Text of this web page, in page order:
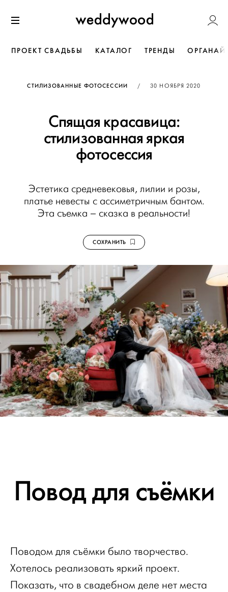
к содержанию
Weddywood
ПРОЕКТ СВАДЬБЫ КАТАЛОГ ТРЕНДЫ
СТИЛИЗОВАННЫЕ ФОТОСЕССИИ / ОПУБЛИКОВАНО
30 НОЯБРЯ 2020
Спящая красавица:
стилизованная яркая
фотосессия
Эстетика средневековья, лилии и розы,
платье невесты с ассиметричным бантом.
Эта съемка – сказка в реальности!
СОХРАНИТЬ
Повод для съёмки
Поводом для съёмки было творчество.
Хотелось реализовать яркий проект.
Показать, что в свадебном деле нет места